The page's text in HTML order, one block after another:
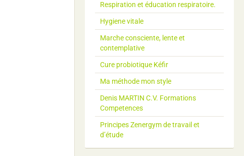
Respiration et éducation respiratoire.
Hygiene vitale
Marche consciente, lente et
contemplative
Cure probiotique Kéfir
Ma méthode mon style
Denis MARTIN C.V. Formations
Competences
Principes Zenergym de travail et
d’étude